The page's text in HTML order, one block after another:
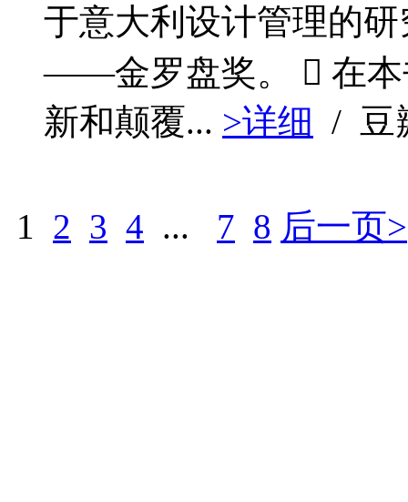
于意大利设计管理的
——金罗盘奖。  在本
新和颠覆... >详细 / 豆
1 2 3 4 ... 7 8 后一页>